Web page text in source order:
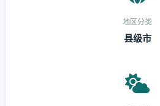
地区分类
县级市